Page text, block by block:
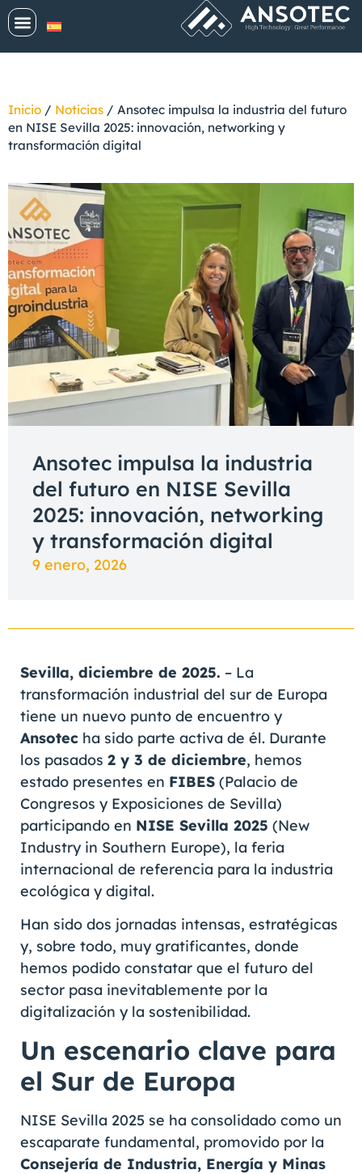
Inicio / Noticias / Ansotec impulsa la industria del futuro
en NISE Sevilla 2025: innovación, networking y
transformación digital
Ansotec impulsa la industria
del futuro en NISE Sevilla
2025: innovación, networking
y transformación digital
9 enero, 2026
Sevilla, diciembre de 2025. – La
transformación industrial del sur de Europa
tiene un nuevo punto de encuentro y
Ansotec ha sido parte activa de él. Durante
los pasados 2 y 3 de diciembre, hemos
estado presentes en FIBES (Palacio de
Congresos y Exposiciones de Sevilla)
participando en NISE Sevilla 2025 (New
Industry in Southern Europe), la feria
internacional de referencia para la industria
ecológica y digital.
Han sido dos jornadas intensas, estratégicas
y, sobre todo, muy gratificantes, donde
hemos podido constatar que el futuro del
sector pasa inevitablemente por la
digitalización y la sostenibilidad.
Un escenario clave para
el Sur de Europa
NISE Sevilla 2025 se ha consolidado como un
escaparate fundamental, promovido por la
Consejería de Industria, Energía y Minas